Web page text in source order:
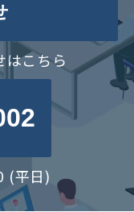
はこちら
(平日)